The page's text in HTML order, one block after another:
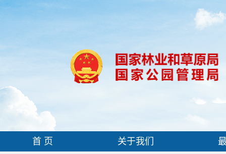
首 页 关于我们